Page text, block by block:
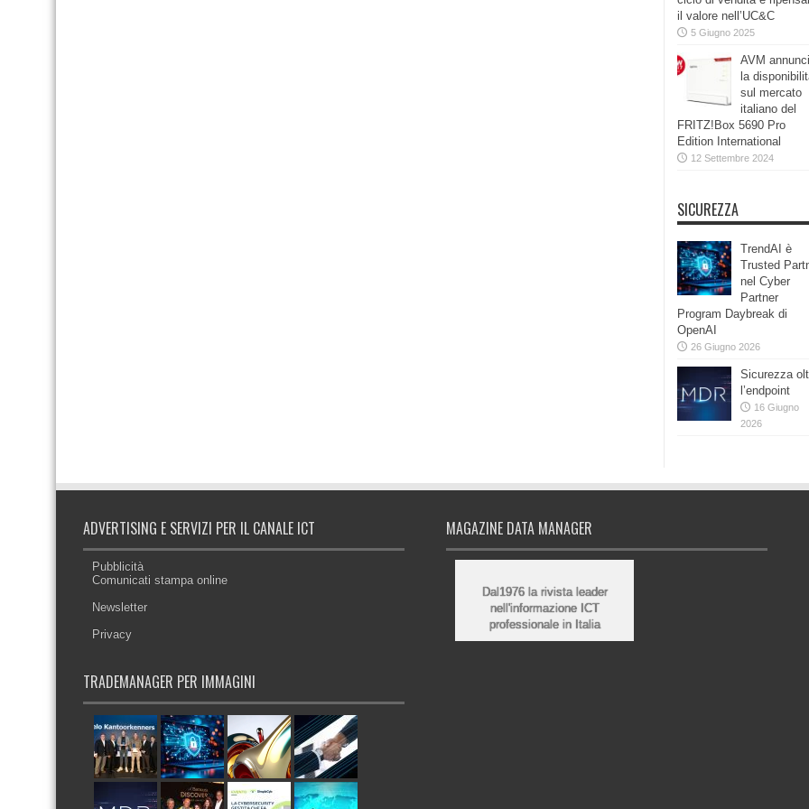
il valore nell’UC&C
5 Giugno 2025
AVM
la
sul mercato
italiano del
FRITZ!Box 5690 Pro
Edition International
12 Settembre 2024
SICUREZZA
TrendAI è
Trusted
nel Cyber
Partner
Program Daybreak di
OpenAI
26 Giugno 2026
Sicurezza
l’endpoint
16 Giugno
2026
ADVERTISING E SERVIZI PER IL CANALE ICT
Pubblicità
Comunicati stampa online
Newsletter
Privacy
TRADEMANAGER PER IMMAGINI
MAGAZINE DATA MANAGER
Dal1976 la rivista leader
nell'informazione ICT
professionale in Italia